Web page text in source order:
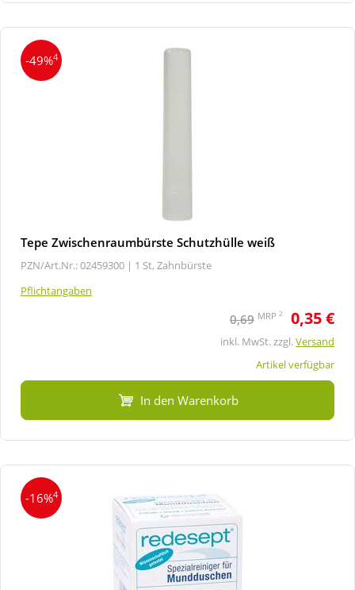
-49%4
Tepe Zwischenraumbürste Schutzhülle weiß
PZN/Art.Nr.: 02459300 | 1 St, Zahnbürste
Pflichtangaben
0,69 MRP 2 0,35 €
inkl. MwSt. zzgl.Versand
Artikel verfügbar
In den Warenkorb
-16%4